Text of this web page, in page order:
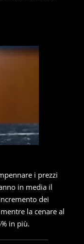
i prezzi
in media il
dei
la cenare al
in più.